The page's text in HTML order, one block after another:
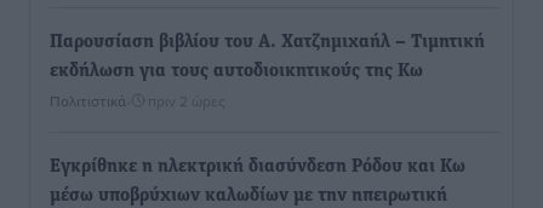
Παρουσίαση βιβλίου του Α. Χατζημιχαήλ – Τιμητική
εκδήλωση για τους αυτοδιοικητικούς της Κω
Πολιτιστικά πριν 2 ώρες
Εγκρίθηκε η ηλεκτρική διασύνδεση Ρόδου και Κω
μέσω υποβρύχιων καλωδίων με την ηπειρωτική